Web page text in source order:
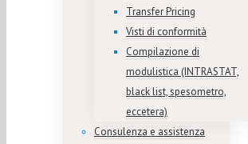
Transfer Pricing
Visti di conformità
Compilazione di
modulistica (INTRASTAT,
black list, spesometro,
eccetera)
Consulenza e assistenza